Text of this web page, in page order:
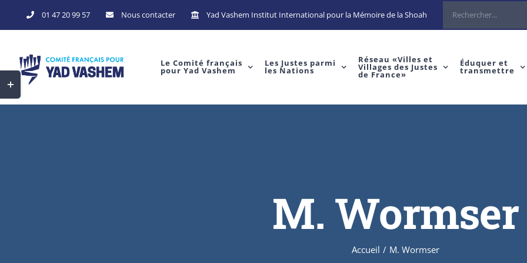
to
01 47 20 99 57 Nous contacter Yad Vashem Institut International pour la Mémoire de la Shoah Rechercher
Le Comité français
pour Yad Vashem
Les Justes parmi
les Nations
Réseau «Villes et
Villages des Justes
de France»
Éduquer et
transmettre
M. Wormser
Accueil / M. Wormser
Toggle
Sliding